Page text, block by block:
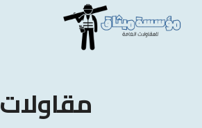
مقاولات